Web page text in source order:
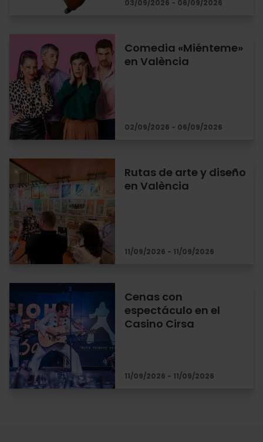
03/09/2026 - 06/09/2026
Comedia «Miénteme»
en València
02/09/2026 - 06/09/2026
Rutas de arte y diseño
en València
11/09/2026 - 11/09/2026
Cenas con
espectáculo en el
Casino Cirsa
11/09/2026 - 11/09/2026